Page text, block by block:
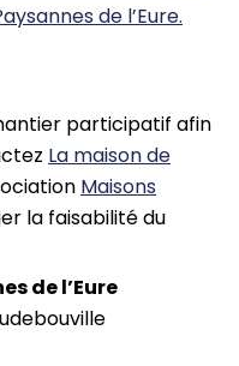
de l’Eure.
participatif afin
La maison de
Maisons
la faisabilité du
de l’Eure